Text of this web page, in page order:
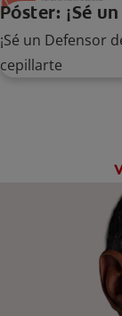
Póster: ¡Sé
¡Sé un Defensor
cepillarte